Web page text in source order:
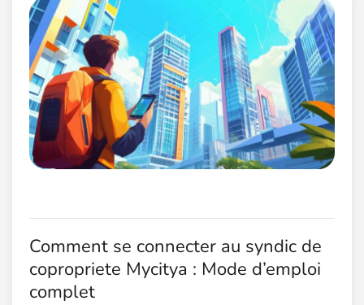
Comment se connecter au syndic de
copropriete Mycitya : Mode d’emploi
complet